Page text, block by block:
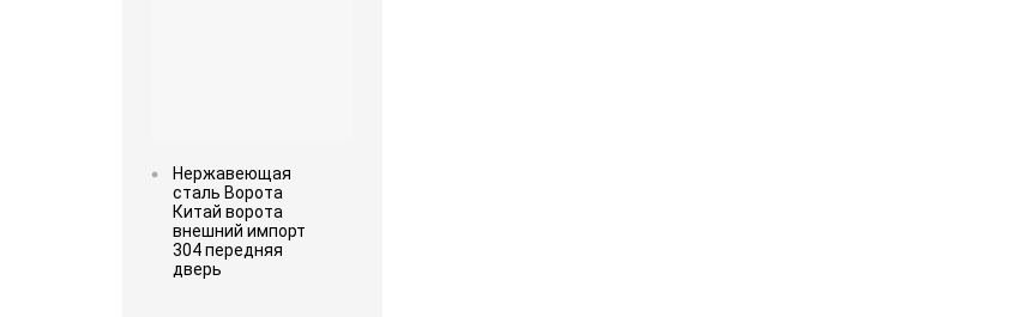
Нержавеющая
сталь Ворота
Китай ворота
внешний импорт
304 передняя
дверь